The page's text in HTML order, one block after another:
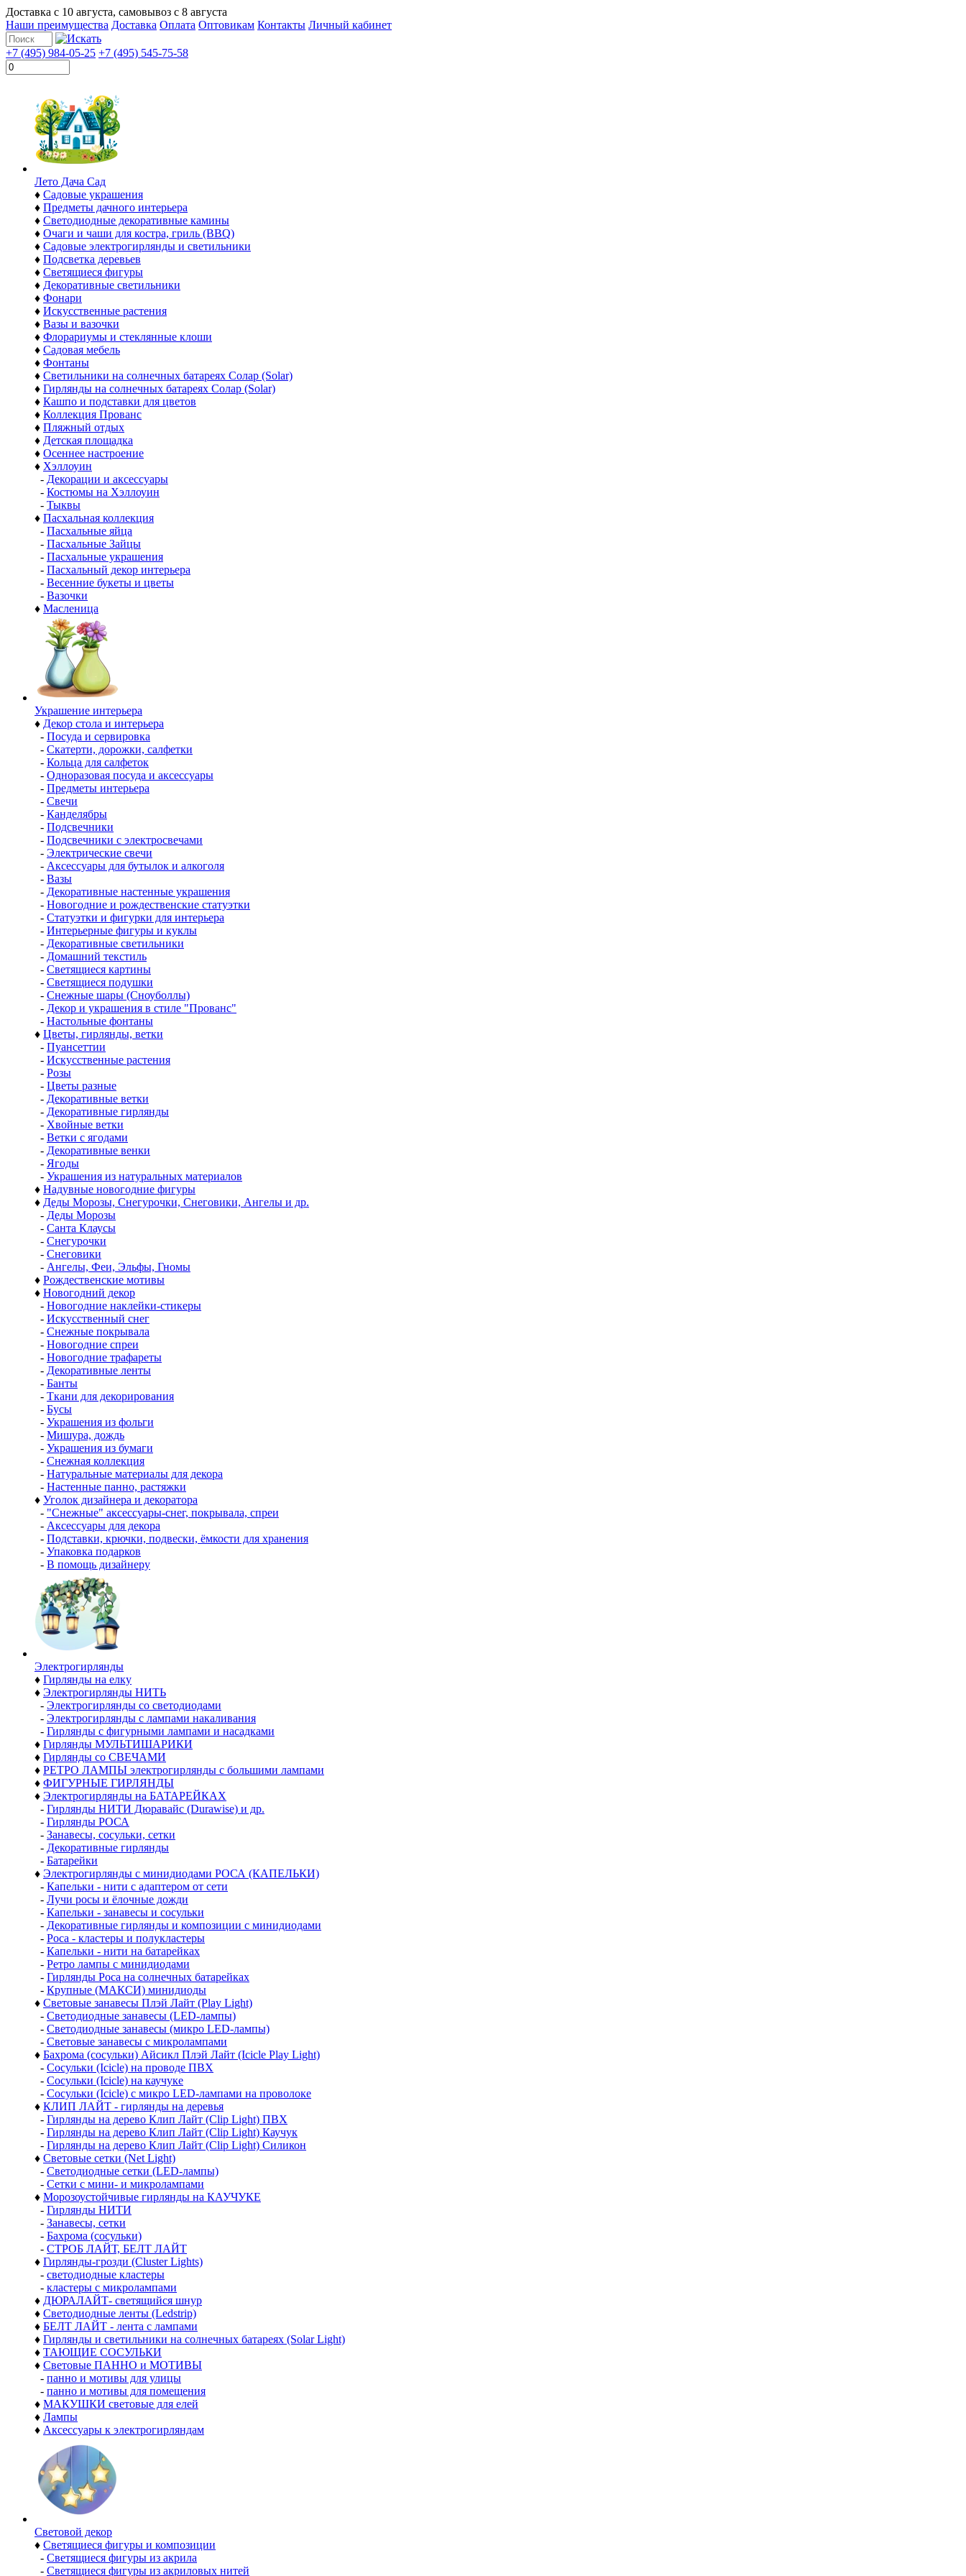
Доставка с 10 августа, самовывоз с 8 августа
Наши преимущества Доставка Оплата Оптовикам Контакты Личный кабинет
+7 (495) 984-05-25 +7 (495) 545-75-58
Лето Дача Сад
♦ Садовые украшения
♦ Предметы дачного интерьера
♦ Светодиодные декоративные камины
♦ Очаги и чаши для костра, гриль (BBQ)
♦ Садовые электрогирлянды и светильники
♦ Подсветка деревьев
♦ Светящиеся фигуры
♦ Декоративные светильники
♦ Фонари
♦ Искусственные растения
♦ Вазы и вазочки
♦ Флорариумы и стеклянные клоши
♦ Садовая мебель
♦ Фонтаны
♦ Светильники на солнечных батареях Солар (Solar)
♦ Гирлянды на солнечных батареях Солар (Solar)
♦ Кашпо и подставки для цветов
♦ Коллекция Прованс
♦ Пляжный отдых
♦ Детская площадка
♦ Осеннее настроение
♦ Хэллоуин
- Декорации и аксессуары
- Костюмы на Хэллоуин
- Тыквы
♦ Пасхальная коллекция
- Пасхальные яйца
- Пасхальные Зайцы
- Пасхальные украшения
- Пасхальный декор интерьера
- Весенние букеты и цветы
- Вазочки
♦ Масленица
Украшение интерьера
♦ Декор стола и интерьера
- Посуда и сервировка
- Скатерти, дорожки, салфетки
- Кольца для салфеток
- Одноразовая посуда и аксессуары
- Предметы интерьера
- Свечи
- Канделябры
- Подсвечники
- Подсвечники с электросвечами
- Электрические свечи
- Аксессуары для бутылок и алкоголя
- Вазы
- Декоративные настенные украшения
- Новогодние и рождественские статуэтки
- Статуэтки и фигурки для интерьера
- Интерьерные фигуры и куклы
- Декоративные светильники
- Домашний текстиль
- Светящиеся картины
- Светящиеся подушки
- Снежные шары (Сноуболлы)
- Декор и украшения в стиле "Прованс"
- Настольные фонтаны
♦ Цветы, гирлянды, ветки
- Пуансеттии
- Искусственные растения
- Розы
- Цветы разные
- Декоративные ветки
- Декоративные гирлянды
- Хвойные ветки
- Ветки с ягодами
- Декоративные венки
- Ягоды
- Украшения из натуральных материалов
♦ Надувные новогодние фигуры
♦ Деды Морозы, Снегурочки, Снеговики, Ангелы и др.
- Деды Морозы
- Санта Клаусы
- Снегурочки
- Снеговики
- Ангелы, Феи, Эльфы, Гномы
♦ Рождественские мотивы
♦ Новогодний декор
- Новогодние наклейки-стикеры
- Искусственный снег
- Снежные покрывала
- Новогодние спреи
- Новогодние трафареты
- Декоративные ленты
- Банты
- Ткани для декорирования
- Бусы
- Украшения из фольги
- Мишура, дождь
- Украшения из бумаги
- Снежная коллекция
- Натуральные материалы для декора
- Настенные панно, растяжки
♦ Уголок дизайнера и декоратора
- "Снежные" аксессуары-снег, покрывала, спреи
- Аксессуары для декора
- Подставки, крючки, подвески, ёмкости для хранения
- Упаковка подарков
- В помощь дизайнеру
Электро­гирлянды
♦ Гирлянды на елку
♦ Электрогирлянды НИТЬ
- Электрогирлянды со светодиодами
- Электрогирлянды с лампами накаливания
- Гирлянды с фигурными лампами и насадками
♦ Гирлянды МУЛЬТИШАРИКИ
♦ Гирлянды со СВЕЧАМИ
♦ РЕТРО ЛАМПЫ электрогирлянды с большими лампами
♦ ФИГУРНЫЕ ГИРЛЯНДЫ
♦ Электрогирлянды на БАТАРЕЙКАХ
- Гирлянды НИТИ Дюравайс (Durawise) и др.
- Гирлянды РОСА
- Занавесы, сосульки, сетки
- Декоративные гирлянды
- Батарейки
♦ Электрогирлянды с минидиодами РОСА (КАПЕЛЬКИ)
- Капельки - нити с адаптером от сети
- Лучи росы и ёлочные дожди
- Капельки - занавесы и сосульки
- Декоративные гирлянды и композиции с минидиодами
- Роса - кластеры и полукластеры
- Капельки - нити на батарейках
- Ретро лампы с минидиодами
- Гирлянды Роса на солнечных батарейках
- Крупные (МАКСИ) минидиоды
♦ Световые занавесы Плэй Лайт (Play Light)
- Светодиодные занавесы (LED-лампы)
- Светодиодные занавесы (микро LED-лампы)
- Световые занавесы с микролампами
♦ Бахрома (сосульки) Айсикл Плэй Лайт (Icicle Play Light)
- Сосульки (Icicle) на проводе ПВХ
- Сосульки (Icicle) на каучуке
- Сосульки (Icicle) с микро LED-лампами на проволоке
♦ КЛИП ЛАЙТ - гирлянды на деревья
- Гирлянды на дерево Клип Лайт (Clip Light) ПВХ
- Гирлянды на дерево Клип Лайт (Clip Light) Каучук
- Гирлянды на дерево Клип Лайт (Clip Light) Силикон
♦ Световые сетки (Net Light)
- Светодиодные сетки (LED-лампы)
- Сетки с мини- и микролампами
♦ Морозоустойчивые гирлянды на КАУЧУКЕ
- Гирлянды НИТИ
- Занавесы, сетки
- Бахрома (сосульки)
- СТРОБ ЛАЙТ, БЕЛТ ЛАЙТ
♦ Гирлянды-грозди (Cluster Lights)
- светодиодные кластеры
- кластеры с микролампами
♦ ДЮРАЛАЙТ- светящийся шнур
♦ Светодиодные ленты (Ledstrip)
♦ БЕЛТ ЛАЙТ - лента с лампами
♦ Гирлянды и светильники на солнечных батареях (Solar Light)
♦ ТАЮЩИЕ СОСУЛЬКИ
♦ Световые ПАННО и МОТИВЫ
- панно и мотивы для улицы
- панно и мотивы для помещения
♦ МАКУШКИ световые для елей
♦ Лампы
♦ Аксессуары к электрогирляндам
Световой декор
♦ Светящиеся фигуры и композиции
- Светящиеся фигуры из акрила
- Светящиеся фигуры из акриловых нитей